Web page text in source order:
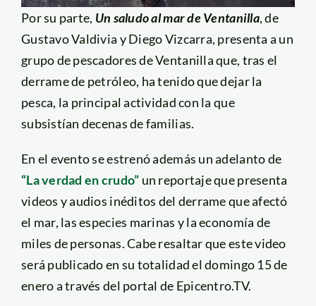
Por su parte, Un saludo al mar de Ventanilla, de
Gustavo Valdivia y Diego Vizcarra, presenta a un
grupo de pescadores de Ventanilla que, tras el
derrame de petróleo, ha tenido que dejar la
pesca, la principal actividad con la que
subsistían decenas de familias.
En el evento se estrenó además un adelanto de
“La verdad en crudo” un reportaje que presenta
videos y audios inéditos del derrame que afectó
el mar, las especies marinas y la economía de
miles de personas. Cabe resaltar que este video
será publicado en su totalidad el domingo 15 de
enero a través del portal de Epicentro.TV.